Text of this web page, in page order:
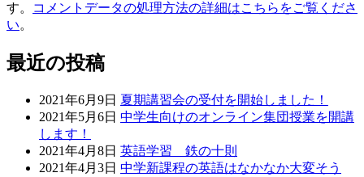
す。
コメントデータの処理方法の詳細はこちらをご覧くださ
い。
最近の投稿
2021年6月9日 夏期講習会の受付を開始しました！
2021年5月6日 中学生向けのオンライン集団授業を開講
します！
2021年4月8日 英語学習 鉄の十則
2021年4月3日 中学新課程の英語はなかなか大変そう